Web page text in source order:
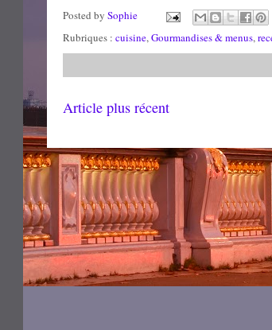
Posted by Sophie
Rubriques : cuisine,Gourmandises & menus,
Article plus récent